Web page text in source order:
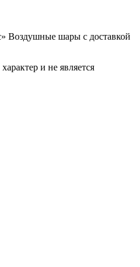
Воздушные шары с доставкой
и не является